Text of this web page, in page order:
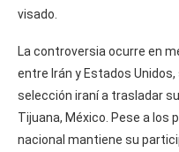
visado.
La controversia ocurre en
entre Irán y Estados
selección iraní a trasladar
Tijuana, México. Pese a los
nacional mantiene su